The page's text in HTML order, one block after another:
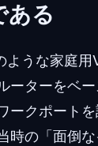
ある
ような家庭用
ーターをベ
ークポート
時の「面倒